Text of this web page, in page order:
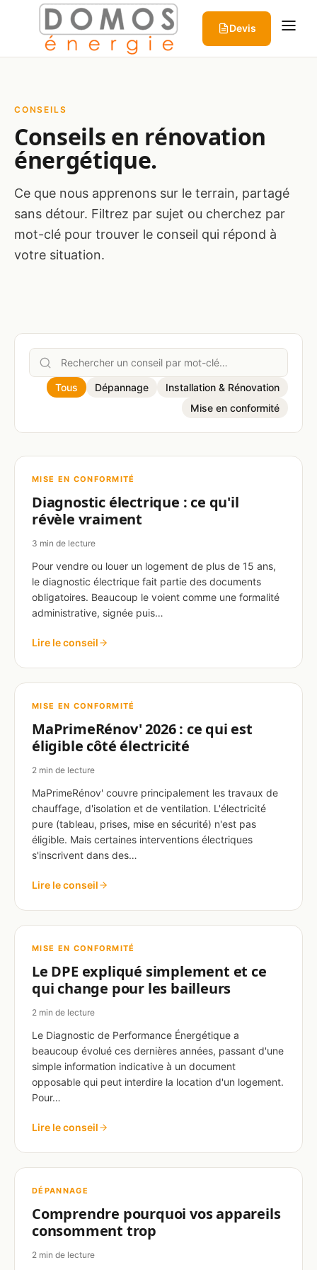
Aller au contenu
Devis
CONSEILS
Conseils en rénovation
énergétique.
Ce que nous apprenons sur le terrain, partagé
sans détour. Filtrez par sujet ou cherchez par
mot-clé pour trouver le conseil qui répond à
votre situation.
Tous Dépannage
Installation & Rénovation
Mise en conformité
MISE EN CONFORMITÉ
Diagnostic électrique : ce qu'il
révèle vraiment
3 min de lecture
Pour vendre ou louer un logement de plus de 15 ans,
le diagnostic électrique fait partie des documents
obligatoires. Beaucoup le voient comme une formalité
administrative, signée puis…
Lire le conseil
MISE EN CONFORMITÉ
MaPrimeRénov' 2026 : ce qui est
éligible côté électricité
2 min de lecture
MaPrimeRénov' couvre principalement les travaux de
chauffage, d'isolation et de ventilation. L'électricité
pure (tableau, prises, mise en sécurité) n'est pas
éligible. Mais certaines interventions électriques
s'inscrivent dans des…
Lire le conseil
MISE EN CONFORMITÉ
Le DPE expliqué simplement et ce
qui change pour les bailleurs
2 min de lecture
Le Diagnostic de Performance Énergétique a
beaucoup évolué ces dernières années, passant d'une
simple information indicative à un document
opposable qui peut interdire la location d'un logement.
Pour…
Lire le conseil
DÉPANNAGE
Comprendre pourquoi vos appareils
consomment trop
2 min de lecture